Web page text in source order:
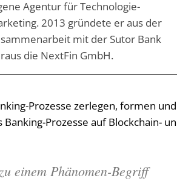
Agentur für Technologie-
2013 gründete er aus der
mit der Sutor Bank
die NextFin GmbH.
Prozesse zerlegen, formen und
Prozesse auf Blockchain-
einem Phänomen-Begriff